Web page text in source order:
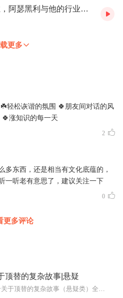
EP71 一本书吃透一个行业，阿瑟黑利与他的行业小说
更多
轻松诙谐的氛围 🍀朋友间对话的风
涨知识的每一天
2
多东西，还是相当有文化底蕴的，
一听老有意思了，建议关注一下
0
更多评论
顶替的复杂故事|悬疑
【作品简介】一个关于顶替的复杂故事（悬疑类）全书共二十四章：悬月、风影、重山、雄鹰、黑手、前生、他乡、黄杏、暗流、轻舟、冰期、木偶、噩梦、心惊、灾祸、骤雨、...